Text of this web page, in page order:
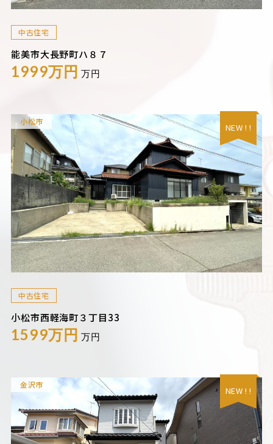
中古住宅
能美市大長野町ハ８７
1999万円 万円
小松市
NEW ! !
中古住宅
小松市西軽海町３丁目33
1599万円 万円
金沢市
NEW ! !